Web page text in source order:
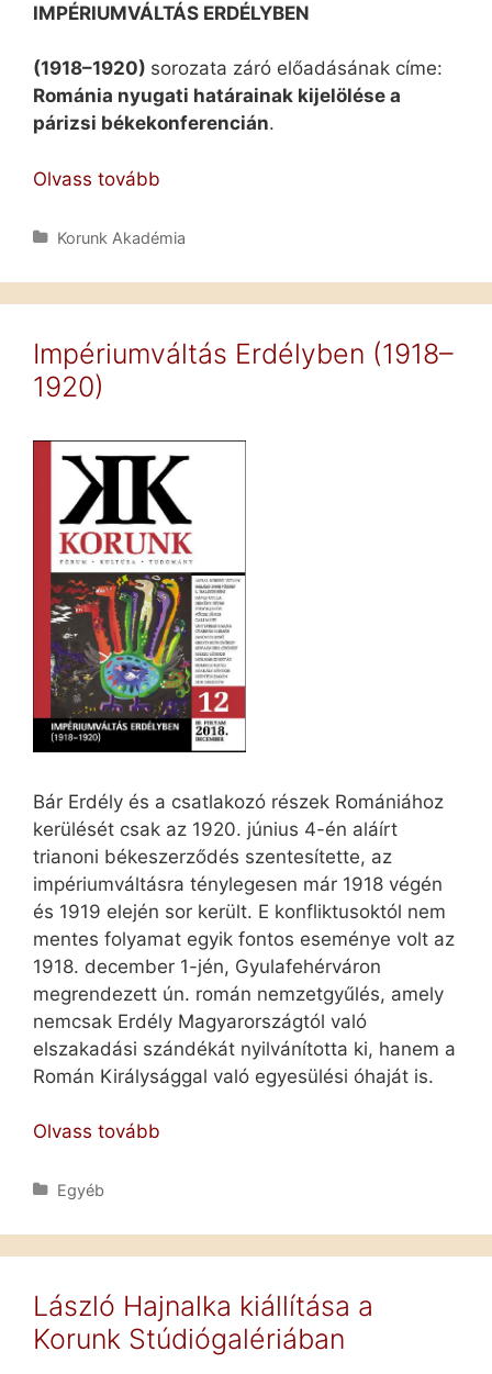
IMPÉRIUMVÁLTÁS ERDÉLYBEN
(1918–1920) sorozata záró előadásának címe:
Románia nyugati határainak kijelölése a
párizsi békekonferencián.
Olvass tovább
határainak
a
békekonferencián:
Romsics
Kategória
Korunk Akadémia
Impériumváltás Erdélyben (1918–
1920)
Bár Erdély és a csatlakozó részek Romániához
kerülését csak az 1920. június 4-én aláírt
trianoni békeszerződés szentesítette, az
impériumváltásra ténylegesen már 1918 végén
és 1919 elején sor került. E konfliktusoktól nem
mentes folyamat egyik fontos eseménye volt az
1918. december 1-jén, Gyulafehérváron
megrendezett ún. román nemzetgyűlés, amely
nemcsak Erdély Magyarországtól való
elszakadási szándékát nyilvánította ki, hanem a
Román Királysággal való egyesülési óhaját is.
Olvass tovább
Kategória
Egyéb
László Hajnalka kiállítása a
Korunk Stúdiógalériában